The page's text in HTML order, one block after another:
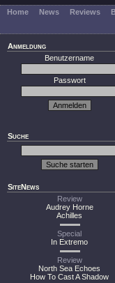
Home News Reviews
Anmeldung
Benutzername
Passwort
Suche
SiteNews
Review
Audrey Horne
Achilles
Special
In Extremo
Review
North Sea Echoes
How To Cast A Shadow